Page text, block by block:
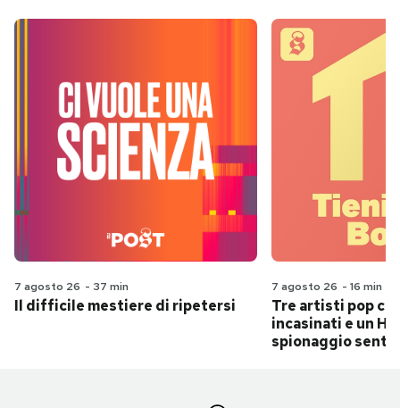
7 agosto 26 - 37 min
Il difficile mestiere di ripetersi
7 agosto 26 - 16 min
Tre artisti pop
incasinati e un
spionaggio